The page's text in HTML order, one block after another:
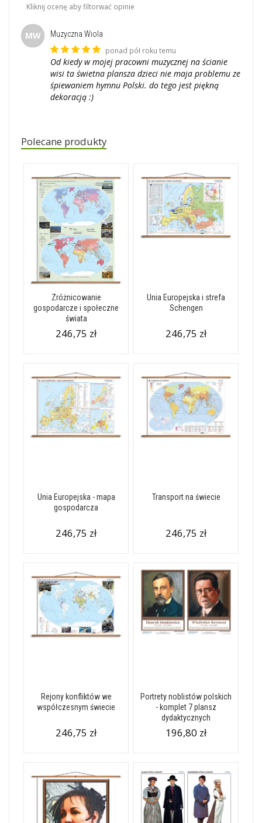
Kliknij ocenę aby filtorwać opinie
MW
Muzyczna Wiola
ponad pół roku temu
Od kiedy w mojej pracowni muzycznej na ścianie
wisi ta świetna plansza dzieci nie maja problemu ze
śpiewaniem hymnu Polski. do tego jest piękną
dekoracją :)
Polecane produkty
Zróżnicowanie
gospodarcze i społeczne
świata
246,75 zł
Unia Europejska i strefa
Schengen
246,75 zł
Unia Europejska - mapa
gospodarcza
246,75 zł
Transport na świecie
246,75 zł
Rejony konfliktów we
współczesnym świecie
246,75 zł
Portrety noblistów polskich
- komplet 7 plansz
dydaktycznych
196,80 zł